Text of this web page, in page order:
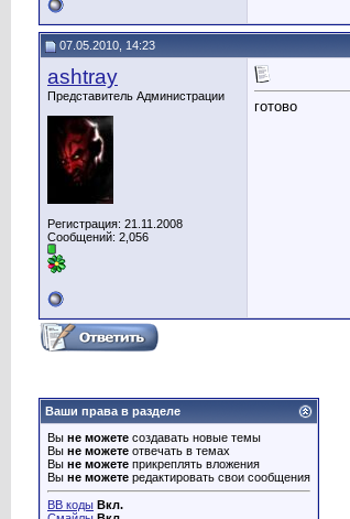
07.05.2010, 14:23
ashtray
Представитель Администрации
Регистрация: 21.11.2008
Сообщений: 2,056
готово
Ваши права в разделе
Вы не можете создавать новые темы
Вы не можете отвечать в темах
Вы не можете прикреплять вложения
Вы не можете редактировать свои сообщения
BB коды Вкл.